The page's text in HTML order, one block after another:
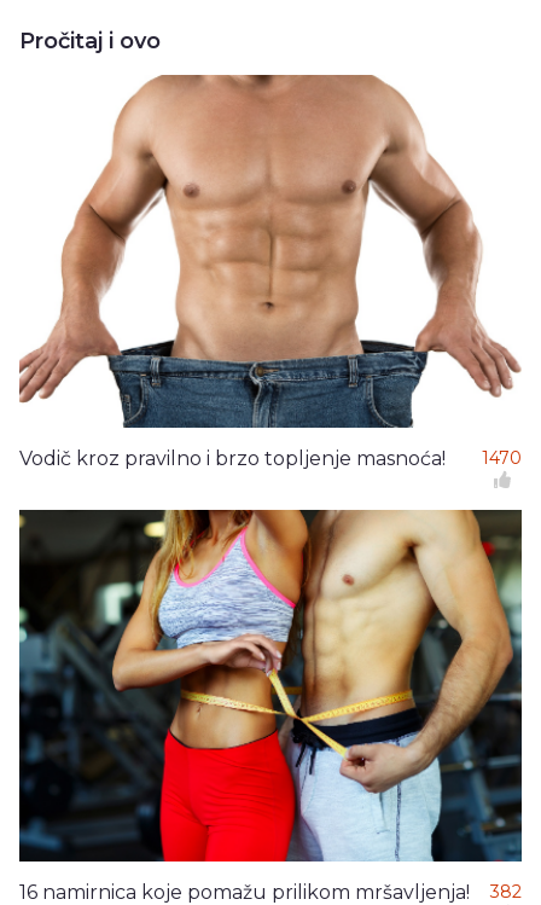
Pročitaj i ovo
Vodič kroz pravilno i brzo topljenje masnoća! 1470
16 namirnica koje pomažu prilikom mršavljenja! 382